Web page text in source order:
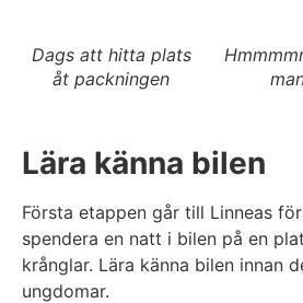
Dags att hitta plats
åt packningen
Lära känna bilen
Första etappen går till Linneas
spendera en natt i bilen på en
krånglar. Lära känna bilen innan
ungdomar.